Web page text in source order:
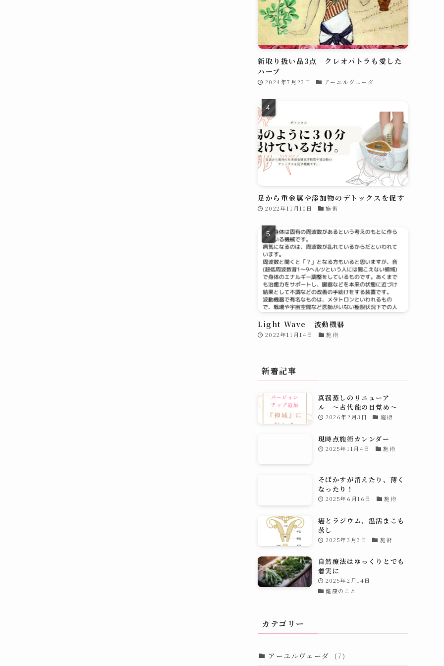
新取り扱い品3点 クレオパトラも愛した
ハーブ
2024年7月23日 アーユルヴェーダ
足から重金属や添加物のデトックスを促す
2022年11月10日 施術
Light Wave 波動機器
2022年11月14日 施術
新着記事
真菰蒸しのリニューア
ル 〜古代龍の目覚め～
2026年2月3日 施術
現時点施術カレンダー
2025年11月4日 施術
そばかすが消えたり、薄く
なったり！
2025年6月16日 施術
癌とラジウム、温活まこも
蒸し
2025年3月3日 施術
自然療法はゆっくりとでも
着実に
2025年2月14日
健康のこと
カテゴリー
アーユルヴェーダ (7)